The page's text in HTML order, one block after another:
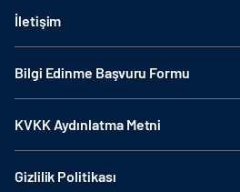
İletişim
Bilgi Edinme Başvuru Formu
KVKK Aydınlatma Metni
Gizlilik Politikası